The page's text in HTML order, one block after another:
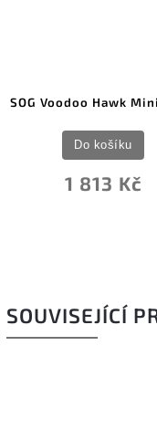
SOG Voodoo Hawk
1 813 Kč
Do košíku
SOUVISEJÍCÍ